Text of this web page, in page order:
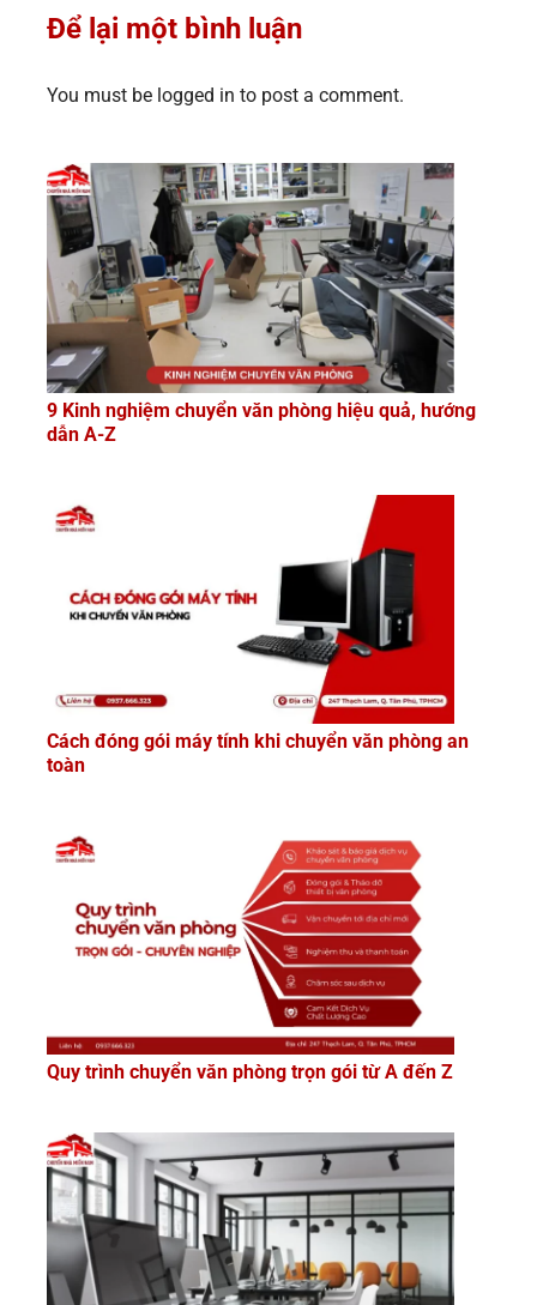
Để lại một bình luận
You must be logged in to post a comment.
9 Kinh nghiệm chuyển văn phòng hiệu quả, hướng
dẫn A-Z
Cách đóng gói máy tính khi chuyển văn phòng an
toàn
Quy trình chuyển văn phòng trọn gói từ A đến Z